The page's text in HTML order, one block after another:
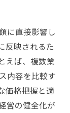
に直接影響し
反映されるた
えば、複数業
内容を比較す
価格把握と適
営の健全化が